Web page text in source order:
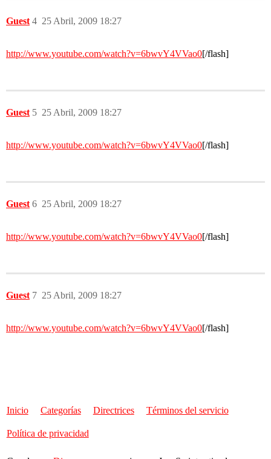
Guest 25 Abril, 2009 18:27
4
http://www.youtube.com/watch?v=6bwvY4VVao0[/flash]
Guest 25 Abril, 2009 18:27
5
http://www.youtube.com/watch?v=6bwvY4VVao0[/flash]
Guest 25 Abril, 2009 18:27
6
http://www.youtube.com/watch?v=6bwvY4VVao0[/flash]
Guest 25 Abril, 2009 18:27
7
http://www.youtube.com/watch?v=6bwvY4VVao0[/flash]
Inicio Categorías Directrices Términos del servicio
Política de privacidad